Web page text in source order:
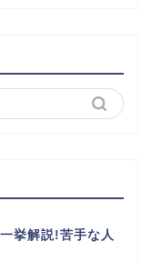
挙解説!苦手な人